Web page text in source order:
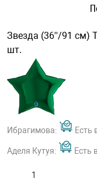
Звезда (36''/91 см)
шт.
Ибрагимова: Есть
Аделя Кутуя: Есть